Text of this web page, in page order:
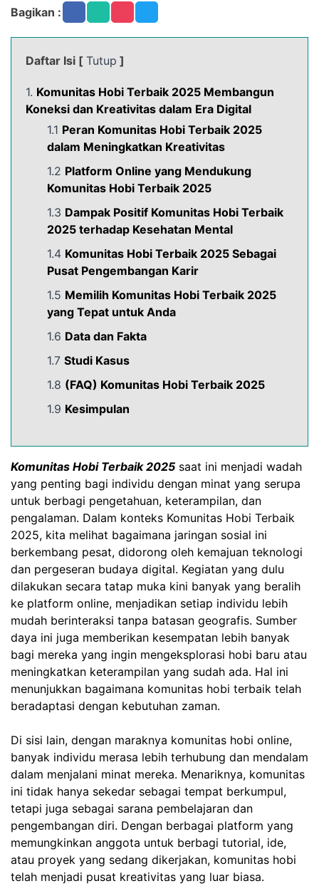
Bagikan :
Daftar Isi [ Tutup ]
1. Komunitas Hobi Terbaik 2025 Membangun
Koneksi dan Kreativitas dalam Era Digital
1.1 Peran Komunitas Hobi Terbaik 2025
dalam Meningkatkan Kreativitas
1.2 Platform Online yang Mendukung
Komunitas Hobi Terbaik 2025
1.3 Dampak Positif Komunitas Hobi Terbaik
2025 terhadap Kesehatan Mental
1.4 Komunitas Hobi Terbaik 2025 Sebagai
Pusat Pengembangan Karir
1.5 Memilih Komunitas Hobi Terbaik 2025
yang Tepat untuk Anda
1.6 Data dan Fakta
1.7 Studi Kasus
1.8 (FAQ) Komunitas Hobi Terbaik 2025
1.9 Kesimpulan
Komunitas Hobi Terbaik 2025 saat ini menjadi wadah
yang penting bagi individu dengan minat yang serupa
untuk berbagi pengetahuan, keterampilan, dan
pengalaman. Dalam konteks Komunitas Hobi Terbaik
2025, kita melihat bagaimana jaringan sosial ini
berkembang pesat, didorong oleh kemajuan teknologi
dan pergeseran budaya digital. Kegiatan yang dulu
dilakukan secara tatap muka kini banyak yang beralih
ke platform online, menjadikan setiap individu lebih
mudah berinteraksi tanpa batasan geografis. Sumber
daya ini juga memberikan kesempatan lebih banyak
bagi mereka yang ingin mengeksplorasi hobi baru atau
meningkatkan keterampilan yang sudah ada. Hal ini
menunjukkan bagaimana komunitas hobi terbaik telah
beradaptasi dengan kebutuhan zaman.
Di sisi lain, dengan maraknya komunitas hobi online,
banyak individu merasa lebih terhubung dan mendalam
dalam menjalani minat mereka. Menariknya, komunitas
ini tidak hanya sekedar sebagai tempat berkumpul,
tetapi juga sebagai sarana pembelajaran dan
pengembangan diri. Dengan berbagai platform yang
memungkinkan anggota untuk berbagi tutorial, ide,
atau proyek yang sedang dikerjakan, komunitas hobi
telah menjadi pusat kreativitas yang luar biasa.